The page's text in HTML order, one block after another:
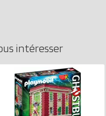
intéresser